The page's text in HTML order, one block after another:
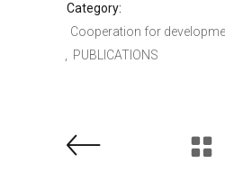
Category:
Cooperation for
PUBLICATIONS